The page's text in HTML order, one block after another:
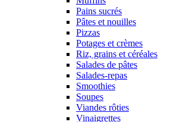
Pains sucrés
Pâtes et nouilles
Pizzas
Potages et crèmes
Riz, grains et céréales
Salades de pâtes
Salades-repas
Smoothies
Soupes
Viandes rôties
Vinaigrettes